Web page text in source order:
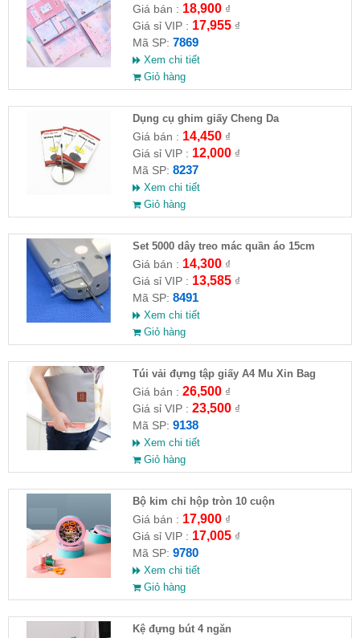
Giá bán : 18,900₫
Giá sỉ VIP : 17,955₫
Mã SP: 7869
Xem chi tiết
Giỏ hàng
Dụng cụ ghim giấy Cheng Da
Giá bán : 14,450₫
Giá sỉ VIP : 12,000₫
Mã SP: 8237
Xem chi tiết
Giỏ hàng
Set 5000 dây treo mác quần áo 15cm
Giá bán : 14,300₫
Giá sỉ VIP : 13,585₫
Mã SP: 8491
Xem chi tiết
Giỏ hàng
Túi vải đựng tập giấy A4 Mu Xin Bag
Giá bán : 26,500₫
Giá sỉ VIP : 23,500₫
Mã SP: 9138
Xem chi tiết
Giỏ hàng
Bộ kim chỉ hộp tròn 10 cuộn
Giá bán : 17,900₫
Giá sỉ VIP : 17,005₫
Mã SP: 9780
Xem chi tiết
Giỏ hàng
Kệ đựng bút 4 ngăn